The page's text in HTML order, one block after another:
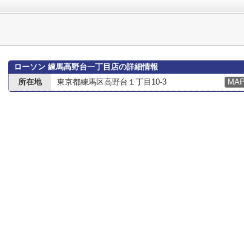
ローソン 練馬高野台一丁目店の詳細情報
所在地
東京都練馬区高野台１丁目10-3 MAP